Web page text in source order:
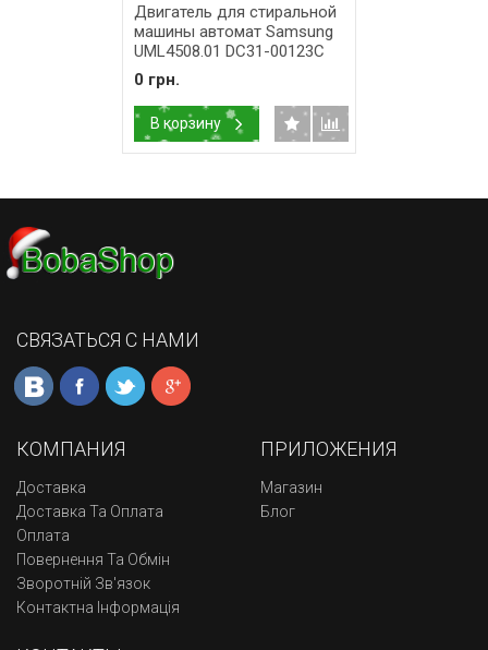
Двигатель для стиральной
машины автомат Samsung
UML4508.01 DC31-00123C
0 грн.
В корзину
СВЯЗАТЬСЯ С НАМИ
КОМПАНИЯ
Доставка
Доставка Та Оплата
Оплата
Повернення Та Обмін
Зворотній Зв'язок
Контактна Інформація
ПРИЛОЖЕНИЯ
Магазин
Блог